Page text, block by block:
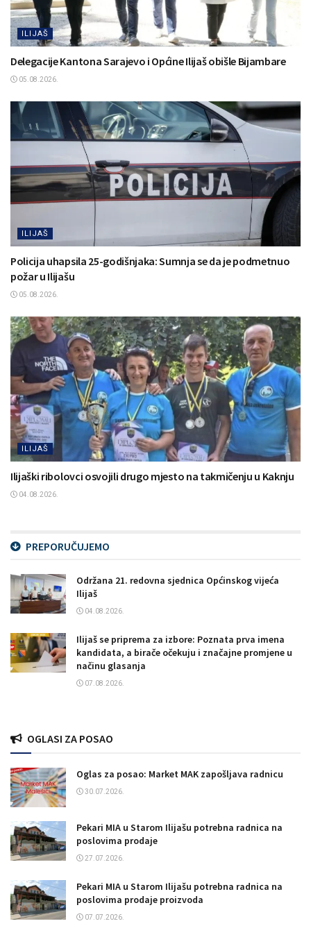
ILIJAŠ
Delegacije Kantona Sarajevo i Općine Ilijaš obišle Bijambare
05.08.2026.
ILIJAŠ
Policija uhapsila 25-godišnjaka: Sumnja se da je podmetnuo
požar u Ilijašu
05.08.2026.
ILIJAŠ
Ilijaški ribolovci osvojili drugo mjesto na takmičenju u Kaknju
04.08.2026.
PREPORUČUJEMO
Održana 21. redovna sjednica Općinskog vijeća
Ilijaš
04.08.2026.
Ilijaš se priprema za izbore: Poznata prva imena
kandidata, a birače očekuju i značajne promjene u
načinu glasanja
07.08.2026.
OGLASI ZA POSAO
Oglas za posao: Market MAK zapošljava radnicu
30.07.2026.
Pekari MIA u Starom Ilijašu potrebna radnica na
poslovima prodaje
27.07.2026.
Pekari MIA u Starom Ilijašu potrebna radnica na
poslovima prodaje proizvoda
07.07.2026.